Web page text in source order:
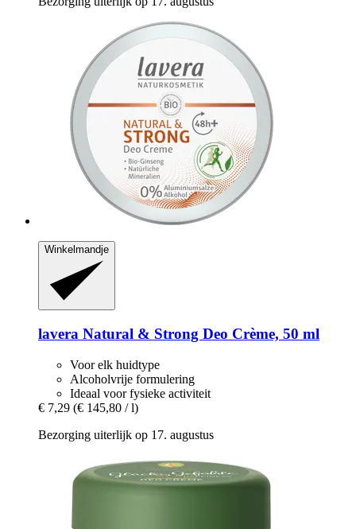
Winkelmandje
lavera Natural & Strong Deo Crème, 50 ml
Voor elk huidtype
Alcoholvrije formulering
Ideaal voor fysieke activiteit
€ 7,29 (€ 145,80 / l)
Bezorging uiterlijk op 17. augustus